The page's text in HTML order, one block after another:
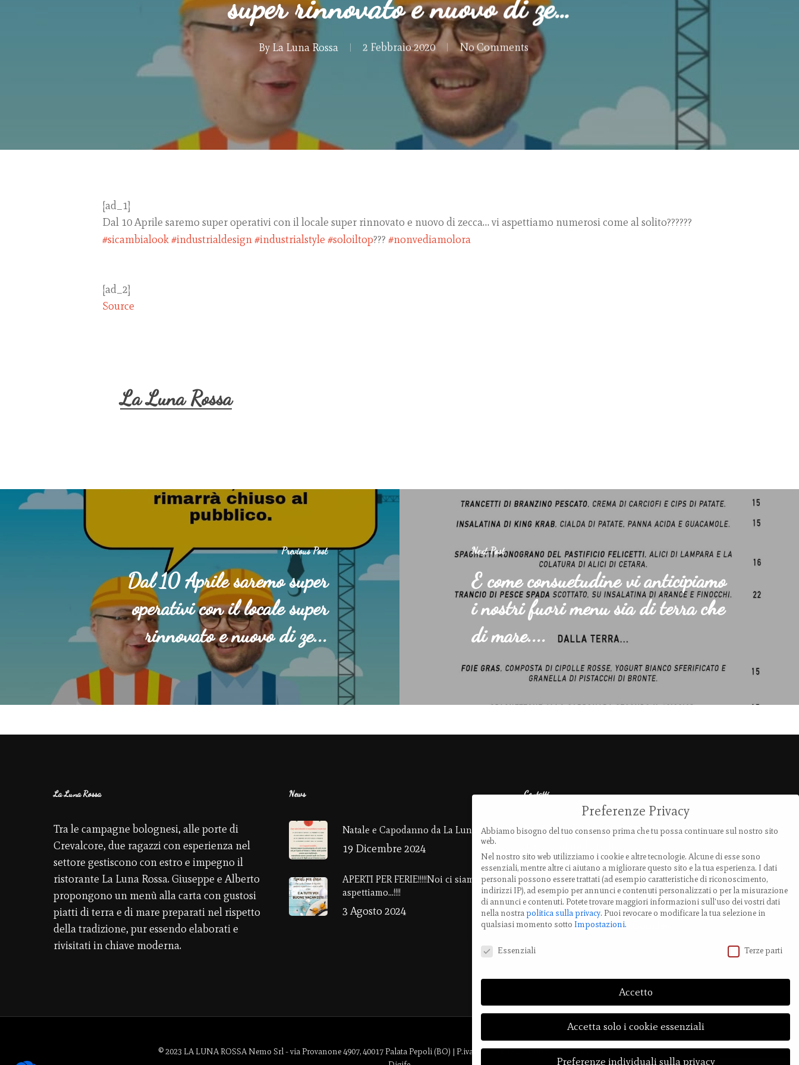
Hit enter to search or ESC to close
super rinnovato e nuovo di ze…
By La Luna Rossa 2 Febbraio 2020 No Comments
[ad_1]
Dal 10 Aprile saremo super operativi con il locale super rinnovato e nuovo di zecca… vi aspettiamo numerosi come al solito??????
#sicambialook#industrialdesign#industrialstyle #soloiltop??? #nonvediamolora
[ad_2]
Source
La Luna Rossa
Previous Post
Dal 10 Aprile saremo super
operativi con il locale super
rinnovato e nuovo di ze...
Next Post
E come consuetudine vi anticipiamo
i nostri fuori menu sia di terra che
di mare....
La Luna Rossa
Tra le campagne bolognesi, alle porte di
Crevalcore, due ragazzi con esperienza nel
settore gestiscono con estro e impegno il
ristorante La Luna Rossa. Giuseppe e Alberto
propongono un menù alla carta con gustosi
piatti di terra e di mare preparati nel rispetto
della tradizione, pur essendo elaborati e
rivisitati in chiave moderna.
News
Natale e Capodanno da La Luna Rossa!
19 Dicembre 2024
APERTI PER FERIE!!!!!Noi ci siamo ….e vi
aspettiamo…!!!!
3 Agosto 2024
Contatti
Via Provanone 4907 (30,71 km)
Emilia-Romagna, Italy
TEL.: +39 0519 85 919
Modifica impostazione Cookies
© 2023 LA LUNA ROSSA Nemo Srl - via Provanone 4907, 40017 Palata Pepoli (BO) | P.iva: 03721061202 |CookiesePrivacy Policy| Credit
Preferenze Privacy
Abbiamo bisogno del tuo consenso prima che tu possa continuare sul nostro sito
web.
Nel nostro sito web utilizziamo i cookie e altre tecnologie. Alcune di esse sono
essenziali, mentre altre ci aiutano a migliorare questo sito e la tua esperienza. I dati
personali possono essere trattati (ad esempio caratteristiche di riconoscimento,
indirizzi IP), ad esempio per annunci e contenuti personalizzati o per la misurazione
di annunci e contenuti. Potete trovare maggiori informazioni sull'uso dei vostri dati
nella nostrapolitica sulla privacy. Puoi revocare o modificare la tua selezione in
qualsiasi momento sotto Impostazioni.
Essenziali
Terze parti
Accetto
Accetta solo i cookie essenziali
Preferenze individuali sulla privacy